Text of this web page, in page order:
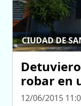
CIUDAD DE
robar en
12/06/2015